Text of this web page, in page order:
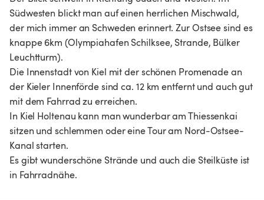
Südwesten blickt man auf einen herrlichen Mischwald,
der mich immer an Schweden erinnert. Zur Ostsee sind es
knappe 6km (Olympiahafen Schilksee, Strande, Bülker
Leuchtturm).
Die Innenstadt von Kiel mit der schönen Promenade an
der Kieler Innenförde sind ca. 12 km entfernt und auch gut
mit dem Fahrrad zu erreichen.
In Kiel Holtenau kann man wunderbar am Thiessenkai
sitzen und schlemmen oder eine Tour am Nord-Ostsee-
Kanal starten.
Es gibt wunderschöne Strände und auch die Steilküste ist
in Fahrradnähe.